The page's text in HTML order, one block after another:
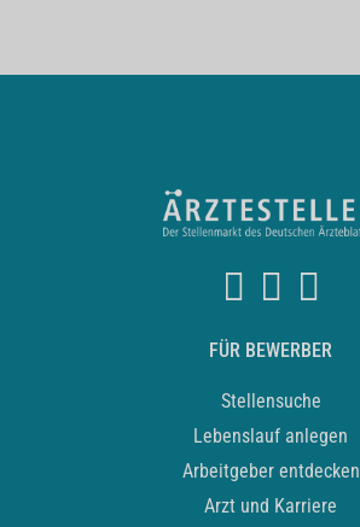
FÜR BEWERBER
Stellensuche
Lebenslauf anlegen
Arbeitgeber entdecken
Arzt und Karriere